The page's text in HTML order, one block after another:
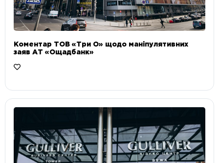
Коментар ТОВ «Три О» щодо маніпулятивних
заяв АТ «Ощадбанк»